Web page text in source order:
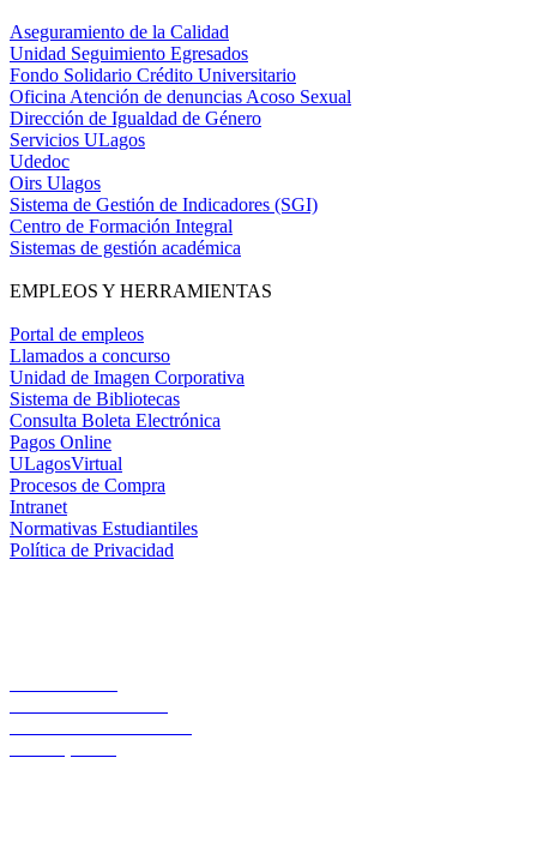
Aseguramiento de la Calidad
Unidad Seguimiento Egresados
Fondo Solidario Crédito Universitario
Oficina Atención de denuncias Acoso Sexual
Dirección de Igualdad de Género
Servicios ULagos
Udedoc
Oirs Ulagos
Sistema de Gestión de Indicadores (SGI)
Centro de Formación Integral
Sistemas de gestión académica
EMPLEOS Y HERRAMIENTAS
Portal de empleos
Llamados a concurso
Unidad de Imagen Corporativa
Sistema de Bibliotecas
Consulta Boleta Electrónica
Pagos Online
ULagosVirtual
Procesos de Compra
Intranet
Normativas Estudiantiles
Política de Privacidad